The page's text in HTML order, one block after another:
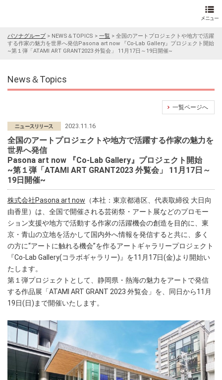
パソナグループ> NEWS＆TOPICS > 一覧 > 全国のアートプロジェクトや地方で活躍
する作家の魅力を世界へ発信Pasona art now 『Co-Lab Gallery』プロジェクト開始
~第１弾「ATAMI ART GRANT2023 外覧会」 11月17日～19日開催~
News＆Topics
一覧ページへ
2023.11.16
全国のアートプロジェクトや地方で活躍する作家の魅力を
世界へ発信
Pasona art now 『Co-Lab Gallery』プロジェクト開始
~第１弾「ATAMI ART GRANT2023 外覧会」 11月17日～
19日開催~
株式会社Pasona art now （本社：東京都港区、代表取締役 大日向
由香里）は、全国で開催される芸術祭・アート展などのプロモー
ション支援や地方で活動する作家の活躍機会の創造を目的に、東
京・青山の立地を活かして国内外へ情報を発信すると共に、多く
の方に“アートに触れる機会”を作るアートギャラリープロジェクト
『Co-Lab Gallery(コラボギャラリー)』を11月17日(金)より開始い
たします。
第１弾プロジェクトとして、静岡県・熱海の魅力をアートで発信
する作品展「ATAMI ART GRANT 2023 外覧会」を、同日から11月
19日(日)まで開催いたします。